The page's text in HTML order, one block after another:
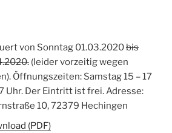
von Sonntag 01.03.2020bis
(leider vorzeitig wegen
Öffnungszeiten: Samstag 15 – 17
Uhr. Der Eintritt ist frei. Adresse:
10, 72379 Hechingen
(PDF)